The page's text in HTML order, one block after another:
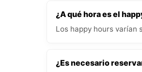
¿A qué hora es el
Los happy hours varían
¿Es necesario